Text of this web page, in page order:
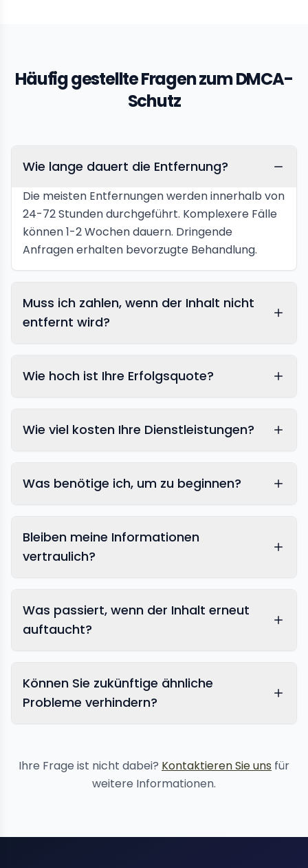
Häufig gestellte Fragen zum DMCA-
Schutz
Wie lange dauert die Entfernung?
Die meisten Entfernungen werden innerhalb von
24-72 Stunden durchgeführt. Komplexere Fälle
können 1-2 Wochen dauern. Dringende
Anfragen erhalten bevorzugte Behandlung.
Muss ich zahlen, wenn der Inhalt nicht
entfernt wird?
Wie hoch ist Ihre Erfolgsquote?
Wie viel kosten Ihre Dienstleistungen?
Was benötige ich, um zu beginnen?
Bleiben meine Informationen
vertraulich?
Was passiert, wenn der Inhalt erneut
auftaucht?
Können Sie zukünftige ähnliche
Probleme verhindern?
Ihre Frage ist nicht dabei? Kontaktieren Sie uns für
weitere Informationen.